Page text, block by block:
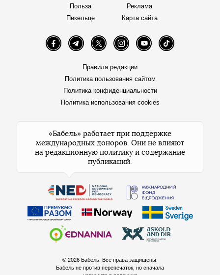
Польза
Пекельце
Реклама
Карта сайта
FacebookTelegramTwitter InstagramYouTube TikTok
Правила редакции
Политика пользования сайтом
Политика конфиденциальности
Политика использования cookies
«Бабель» работает при поддержке
международных доноров. Они не влияют
на редакционную политику и содержание
публикаций.
© 2026 Бабель. Все права защищены.
Бабель не против перепечаток, но сначала